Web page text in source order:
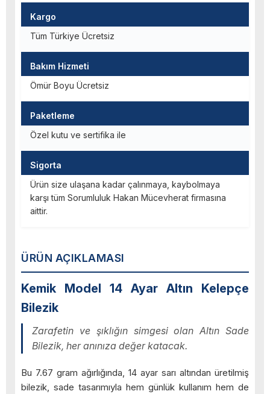
ÜRÜN AÇIKLAMASI
Kemik Model 14 Ayar Altın Kelepçe
Bilezik
Zarafetin ve şıklığın simgesi olan Altın Sade
Bilezik, her anınıza değer katacak.
Bu 7.67 gram ağırlığında, 14 ayar sarı altından üretilmiş
bilezik, sade tasarımıyla hem günlük kullanım hem de
Kargo
Tüm Türkiye Ücretsiz
Bakım Hizmeti
Ömür Boyu Ücretsiz
Paketleme
Özel kutu ve sertifika ile
Sigorta
Ürün size ulaşana kadar çalınmaya, kaybolmaya
karşı tüm Sorumluluk Hakan Mücevherat firmasına
aittir.